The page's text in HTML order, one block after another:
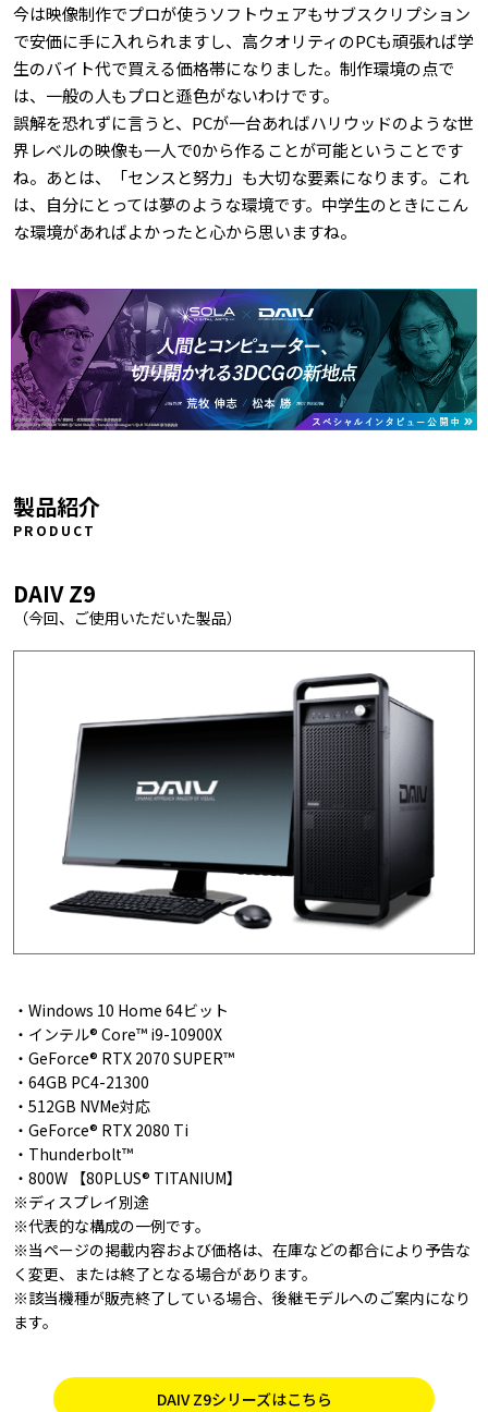
今は映像制作でプロが使うソフトウェアもサブスクリプション
で安価に手に入れられますし、高クオリティのPCも頑張れば学
生のバイト代で買える価格帯になりました。制作環境の点で
は、一般の人もプロと遜色がないわけです。
誤解を恐れずに言うと、PCが一台あればハリウッドのような世
界レベルの映像も一人で0から作ることが可能ということです
ね。あとは、「センスと努力」も大切な要素になります。これ
は、自分にとっては夢のような環境です。中学生のときにこん
な環境があればよかったと心から思いますね。
製品紹介
PRODUCT
DAIV Z9
（今回、ご使用いただいた製品）
・Windows 10 Home 64ビット
・インテル® Core™ i9-10900X
・GeForce® RTX 2070 SUPER™
・64GB PC4-21300
・512GB NVMe対応
・GeForce® RTX 2080 Ti
・Thunderbolt™
・800W 【80PLUS® TITANIUM】
※ディスプレイ別途
※代表的な構成の一例です。
※当ページの掲載内容および価格は、在庫などの都合により予告な
く変更、または終了となる場合があります。
※該当機種が販売終了している場合、後継モデルへのご案内になり
ます。
DAIV Z9シリーズはこちら